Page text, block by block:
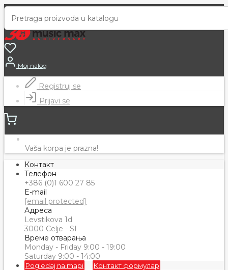
Moj nalog
Registruj se
Prijavi se
Vaša korpa je prazna!
Контакт
Телефон
+386 (0)1 600 27 85
E-mail
[email protected]
Адреса
Levstikova 1d
3000 Celje - SI
Време отварања
Monday - Friday 9:00 - 19:00
Saturday 9:00 - 14:00
Pogledaj na mapi Контакт формулар